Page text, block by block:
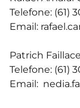
Telefone: (61)
Email:
Patrich
Telefone: (61)
Email: